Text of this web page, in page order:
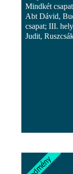
Mindkét
Abt Dávid,
csapat; III.
Judit,